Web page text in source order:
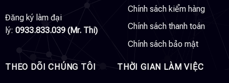
Đăng ký làm đại
lý: 0933.833.039 (Mr. Thi)
Chính sách kiểm hàng
Chính sách thanh toán
Chính sách bảo mật
THEO DÕI CHÚNG TÔI THỜI GIAN LÀM VIỆC